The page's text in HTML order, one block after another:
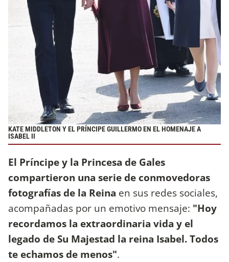
KATE MIDDLETON Y EL PRÍNCIPE GUILLERMO EN EL HOMENAJE A
ISABEL II
El Príncipe y la Princesa de Gales
compartieron una serie de conmovedoras
fotografías de la Reina en sus redes sociales,
acompañadas por un emotivo mensaje: "Hoy
recordamos la extraordinaria vida y el
legado de Su Majestad la reina Isabel. Todos
te echamos de menos".